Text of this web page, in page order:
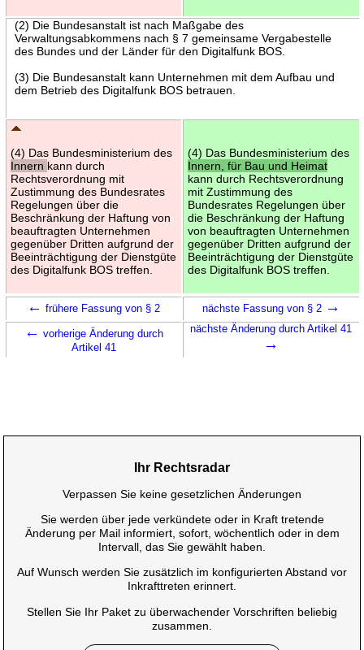
(2) Die Bundesanstalt ist nach Maßgabe des
Verwaltungsabkommens nach § 7 gemeinsame Vergabestelle
des Bundes und der Länder für den Digitalfunk BOS.
(3) Die Bundesanstalt kann Unternehmen mit dem Aufbau und
dem Betrieb des Digitalfunk BOS betrauen.
(4) Das Bundesministerium des
Innern kann durch
Rechtsverordnung mit
Zustimmung des Bundesrates
Regelungen über die
Beschränkung der Haftung von
beauftragten Unternehmen
gegenüber Dritten aufgrund der
Beeinträchtigung der Dienstgüte
des Digitalfunk BOS treffen.
(4) Das Bundesministerium des
Innern, für Bau und Heimat
kann durch Rechtsverordnung
mit Zustimmung des
Bundesrates Regelungen über
die Beschränkung der Haftung
von beauftragten Unternehmen
gegenüber Dritten aufgrund der
Beeinträchtigung der Dienstgüte
des Digitalfunk BOS treffen.
← frühere Fassung von § 2 nächste Fassung von § 2 →
← vorherige Änderung durch
Artikel 41
nächste Änderung durch Artikel 41
→
Ihr Rechtsradar
Verpassen Sie keine gesetzlichen Änderungen
Sie werden über jede verkündete oder in Kraft tretende
Änderung per Mail informiert, sofort, wöchentlich oder in dem
Intervall, das Sie gewählt haben.
Auf Wunsch werden Sie zusätzlich im konfigurierten Abstand vor
Inkrafttreten erinnert.
Stellen Sie Ihr Paket zu überwachender Vorschriften beliebig
zusammen.